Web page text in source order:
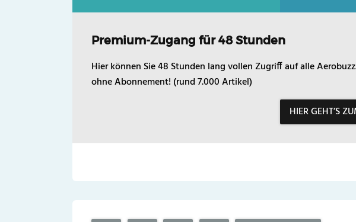
Premium-Zugang für 48 Stunden
Hier können Sie 48 Stunden lang vollen Zugriff auf alle
ohne Abonnement! (rund 7.000 Artikel)
HIER GEHT’S